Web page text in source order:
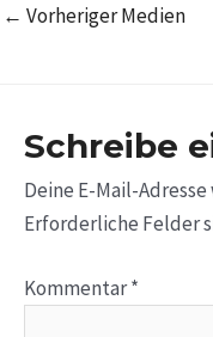
← Vorheriger Medien
Schreibe
Deine E-Mail-
Erforderliche Felder
Kommentar*